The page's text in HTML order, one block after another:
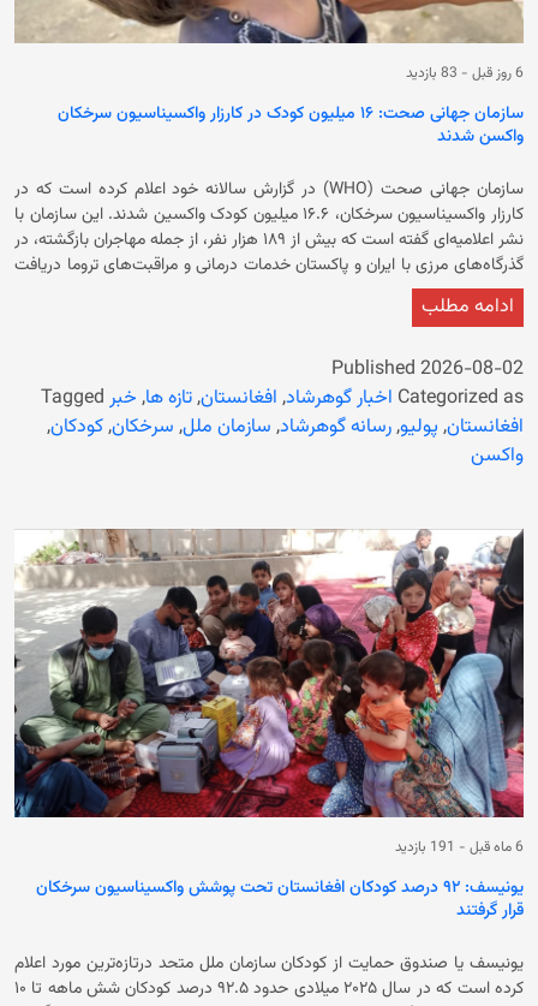
6 روز قبل - 83 بازدید
سازمان جهانی صحت: ۱۶ میلیون کودک در کارزار واکسیناسیون سرخکان
واکسن شدند
سازمان جهانی صحت (WHO) در گزارش سالانه خود اعلام کرده است که در
کارزار واکسیناسیون سرخکان، ۱۶.۶ میلیون کودک واکسین شدند. این سازمان با
نشر اعلامیه‌ای گفته است که بیش از ۱۸۹ هزار نفر، از جمله مهاجران بازگشته، در
گذرگاه‌های مرزی با ایران و پاکستان خدمات درمانی و مراقبت‌های تروما دریافت
تجهیزات و کمک‌های صحی اضطراری برای حفظ آماد‌گی در برابر بحران‌ها نیز
شده است. بر اساس گزارش سالانه این نهاد موارد فلج اطفال از ۲۵ مورد در
سال ۲۰۲۴ میلادی به ۲۱ مورد در سال ۲۰۲۵ میلادی کاهش یافته و ۱۸ میلیون
کودک واکسن پولیو دریافت کرده‌اند. همچنین این سازمان اعلام کرده است که
برای بهبود درمان بیماران سرطانی، شفاخانه ملی سرطان بازسازی شده، بیش از
ادامه مطلب
Published 2026-08-02
Categorized as اخبار گوهرشاد, افغانستان,تازه ها, خبر Tagged
افغانستان, پولیو,رسانه گوهرشاد, سازمان ملل, سرخکان,کودکان,
واکسن
6 ماه قبل - 191 بازدید
یونیسف: ۹۲ درصد کودکان افغانستان تحت پوشش واکسیناسیون سرخکان
قرار گرفتند
یونیسف یا صندوق حمایت از کودکان سازمان ملل متحد درتازه‌ترین مورد اعلام
کرده است که در سال ۲۰۲۵ میلادی حدود ۹۲.۵ درصد کودکان شش ماهه تا ۱۰